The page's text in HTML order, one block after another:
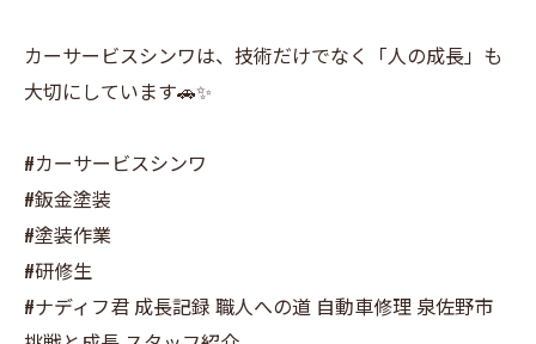
カーサービスシンワは、技術だけでなく「人の成長」も
大切にしています🚗✨
#カーサービスシンワ
#鈑金塗装
#塗装作業
#研修生
#ナディフ君 成長記録 職人への道 自動車修理 泉佐野市